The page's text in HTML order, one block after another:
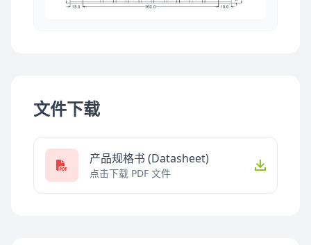
文件下载
产品规格书 (Datasheet)
点击下载 PDF 文件